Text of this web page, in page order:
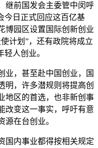
继前国发会主委管中闵呼
今日正式回应这百亿基
博园区设置国际创新创业
计划”，还有政院将成立
人创业。
业，甚至赴中国创业，国
明，许多潜规则将提高创
地区的首选，也非新创事
改变这一事实，呼吁有意
源在台创业。
国内事业都得按相关规定